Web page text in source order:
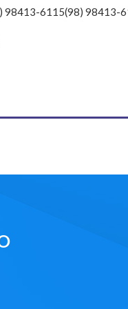
98413-6115(98) 98413-